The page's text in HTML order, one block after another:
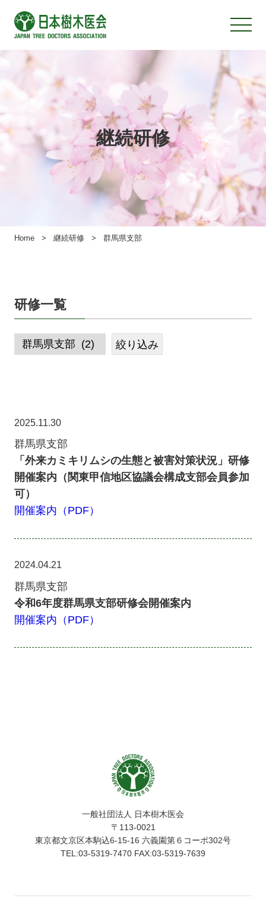
継続研修
Home > 継続研修 > 群馬県支部
研修一覧
2025.11.30
群馬県支部
「外来カミキリムシの生態と被害対策状況」研修
開催案内（関東甲信地区協議会構成支部会員参加
可）
開催案内（PDF）
2024.04.21
群馬県支部
令和6年度群馬県支部研修会開催案内
開催案内（PDF）
一般社団法人 日本樹木医会
〒113-0021
東京都文京区本駒込6-15-16 六義園第６コーポ302号
TEL:03-5319-7470 FAX:03-5319-7639